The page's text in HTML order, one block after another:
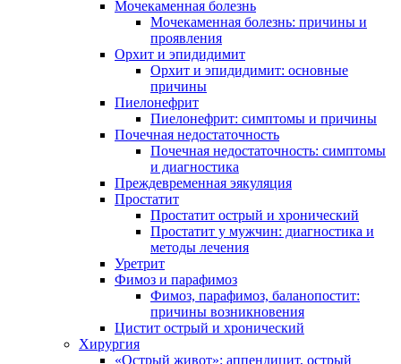
Мочекаменная болезнь
Мочекаменная болезнь: причины и
проявления
Орхит и эпидидимит
Орхит и эпидидимит: основные
причины
Пиелонефрит
Пиелонефрит: симптомы и причины
Почечная недостаточность
Почечная недостаточность: симптомы
и диагностика
Преждевременная эякуляция
Простатит
Простатит острый и хронический
Простатит у мужчин: диагностика и
методы лечения
Уретрит
Фимоз и парафимоз
Фимоз, парафимоз, баланопостит:
причины возникновения
Цистит острый и хронический
Хирургия
«Острый живот»: аппендицит, острый